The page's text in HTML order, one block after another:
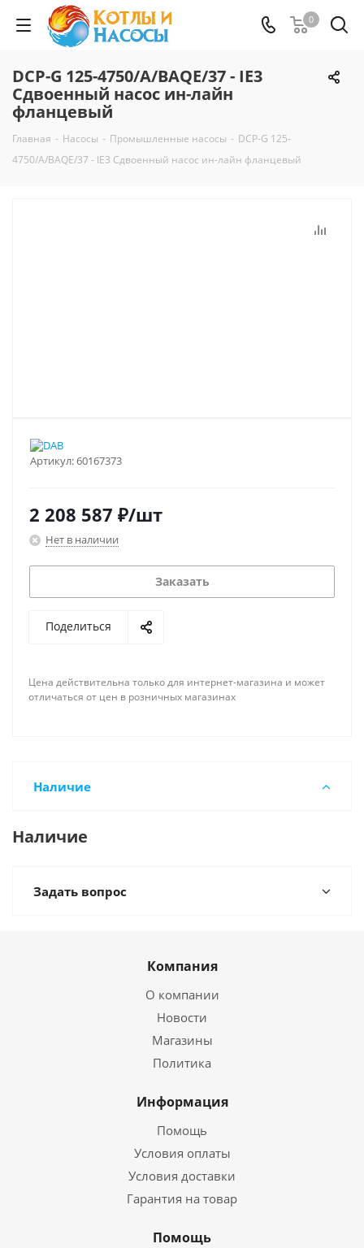
0
DCP-G 125-4750/A/BAQE/37 - IE3
Сдвоенный насос ин-лайн
фланцевый
Главная - Насосы - Промышленные насосы - DCP-G 125-
4750/A/BAQE/37 - IE3 Сдвоенный насос ин-лайн фланцевый
Артикул:60167373
2 208 587 ₽/шт
Нет в наличии
Заказать
Поделиться
Цена действительна только для интернет-магазина и может
отличаться от цен в розничных магазинах
Наличие
Наличие
Задать вопрос
Компания
О компании
Новости
Магазины
Политика
Информация
Помощь
Условия оплаты
Условия доставки
Гарантия на товар
Помощь